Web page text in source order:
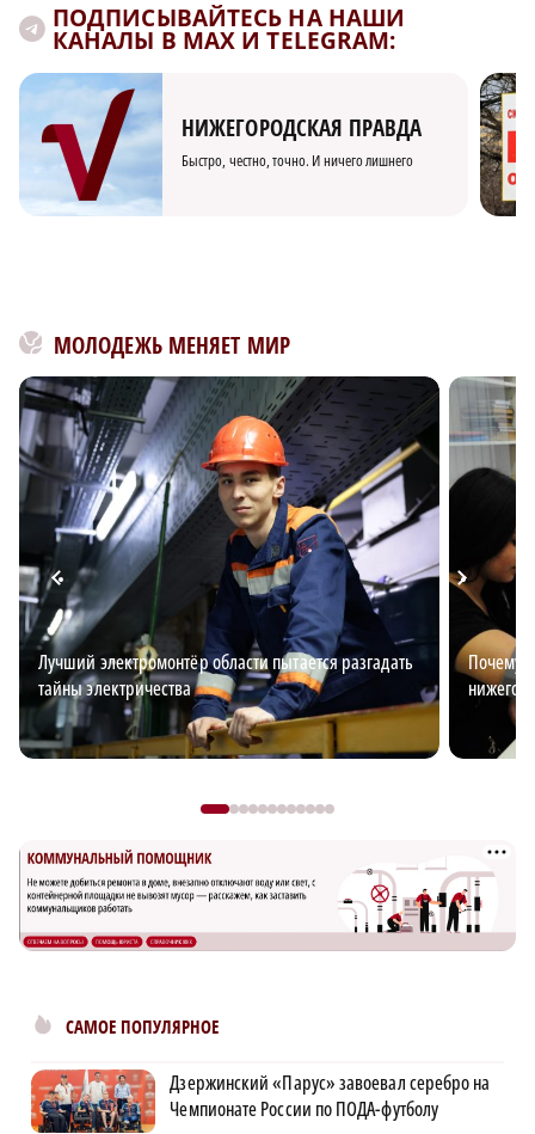
ПОДПИСЫВАЙТЕСЬ НА НАШИ
КАНАЛЫ В MAX И TELEGRAM:
НИЖЕГОРОДСКАЯ ПРАВДА
Быстро, честно, точно. И ничего лишнего
МОЛОДЕЖЬ МЕНЯЕТ МИР
Лучший электромонтёр области пытается разгадать
тайны электричества
Почему
САМОЕ ПОПУЛЯРНОЕ
Дзержинский «Парус» завоевал серебро на
Чемпионате России по ПОДА-футболу